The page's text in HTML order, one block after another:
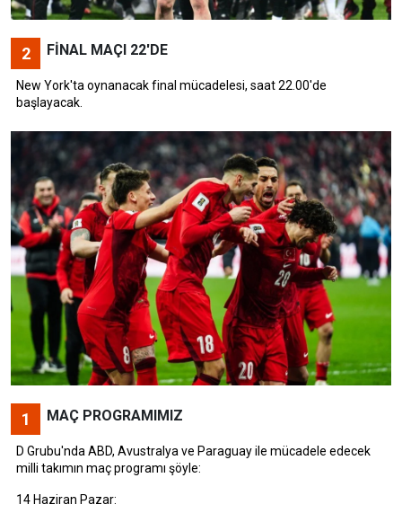
2 FİNAL MAÇI 22'DE
New York'ta oynanacak final mücadelesi, saat 22.00'de
başlayacak.
1 MAÇ PROGRAMIMIZ
D Grubu'nda ABD, Avustralya ve Paraguay ile mücadele edecek
milli takımın maç programı şöyle:
14 Haziran Pazar: